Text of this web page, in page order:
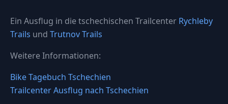
Ein Ausflug in die tschechischen Trailcenter Rychleby
Trails und Trutnov Trails
Weitere Informationen:
Bike Tagebuch Tschechien
Trailcenter Ausflug nach Tschechien